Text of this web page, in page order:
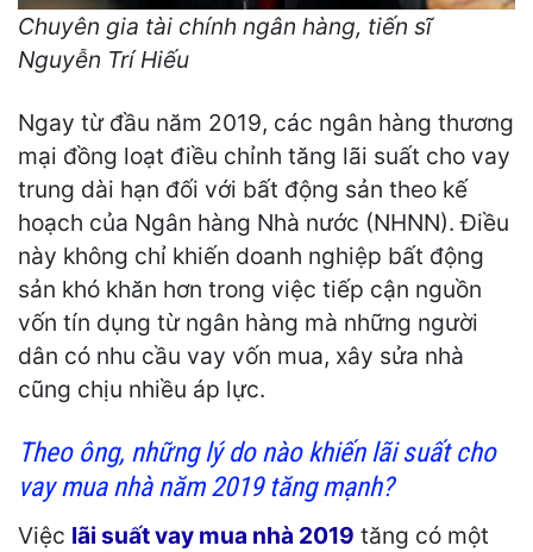
Chuyên gia tài chính ngân hàng, tiến sĩ
Nguyễn Trí Hiếu
Ngay từ đầu năm 2019, các ngân hàng thương
mại đồng loạt điều chỉnh tăng lãi suất cho vay
trung dài hạn đối với bất động sản theo kế
hoạch của Ngân hàng Nhà nước (NHNN). Điều
này không chỉ khiến doanh nghiệp bất động
sản khó khăn hơn trong việc tiếp cận nguồn
vốn tín dụng từ ngân hàng mà những người
dân có nhu cầu vay vốn mua, xây sửa nhà
cũng chịu nhiều áp lực.
Theo ông, những lý do nào khiến lãi suất cho
vay mua nhànăm 2019tăng mạnh?
Việc lãi suất vay mua nhà 2019 tăng có một